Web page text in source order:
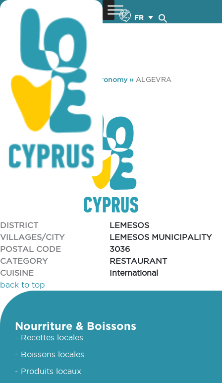
FR
You are here: Home »Gastronomy» ALGEVRA
ALGEVRA
DISTRICT
LEMESOS
VILLAGES/CITY
LEMESOS MUNICIPALITY
POSTAL CODE
3036
CATEGORY
RESTAURANT
CUISINE
International
back to top
Nourriture & Boissons
- Recettes locales
- Boissons locales
- Produits locaux